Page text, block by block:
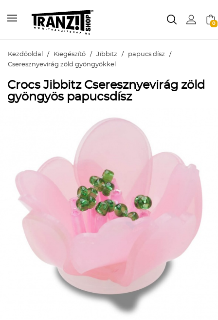
0
Kezdőoldal / Kiegészítő / Jibbitz / papucs dísz /
Cseresznyevirág zöld gyöngyökkel
Crocs Jibbitz Cseresznyevirág zöld
gyöngyös papucsdísz